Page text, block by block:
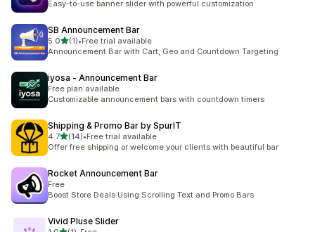
Easy-to-use banner slider with powerful customization
SB Announcement Bar
5.05つ星中
(1)
合計レビュー数：1件
•Free trial available
Announcement Bar with Cart, Geo and Countdown Targeting
iyosa ‑ Announcement Bar
Free plan available
Customizable announcement bars with countdown timers
Shipping & Promo Bar by SpurIT
4.75つ星中
(14)
合計レビュー数：14件
•Free trial available
Offer free shipping or welcome your clients with beautiful bar
Rocket Announcement Bar
Free
Boost Store Deals Using Scrolling Text and Promo Bars
Vivid Pluse Slider